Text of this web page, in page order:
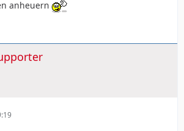
anheuern